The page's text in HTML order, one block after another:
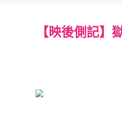
【映後側記